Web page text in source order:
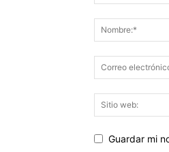
Guardar mi